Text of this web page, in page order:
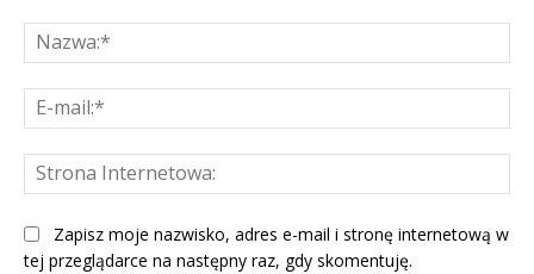
Zapisz moje nazwisko, adres e-mail i stronę internetową w
tej przeglądarce na następny raz, gdy skomentuję.